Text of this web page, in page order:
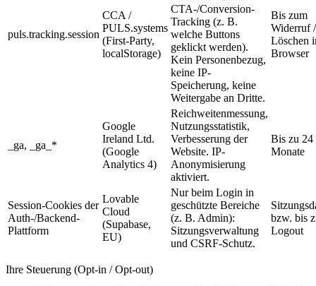
puls.tracking.session
CCA /
PULS.systems
(First-Party,
localStorage)
CTA-/Conversion-
Tracking (z. B.
welche Buttons
geklickt werden).
Kein Personenbezug,
keine IP-
Speicherung, keine
Weitergabe an Dritte.
Bis zum
Widerruf /
Löschen
Browser
_ga, _ga_*
Google
Ireland Ltd.
(Google
Analytics 4)
Reichweitenmessung,
Nutzungsstatistik,
Verbesserung der
Website. IP-
Anonymisierung
aktiviert.
Bis zu 24
Monate
Session-Cookies der
Auth-/Backend-
Plattform
Lovable
Cloud
(Supabase,
EU)
Nur beim Login in
geschützte Bereiche
(z. B. Admin):
Sitzungsverwaltung
und CSRF-Schutz.
bzw. bis
Logout
Ihre Steuerung (Opt-in / Opt-out)